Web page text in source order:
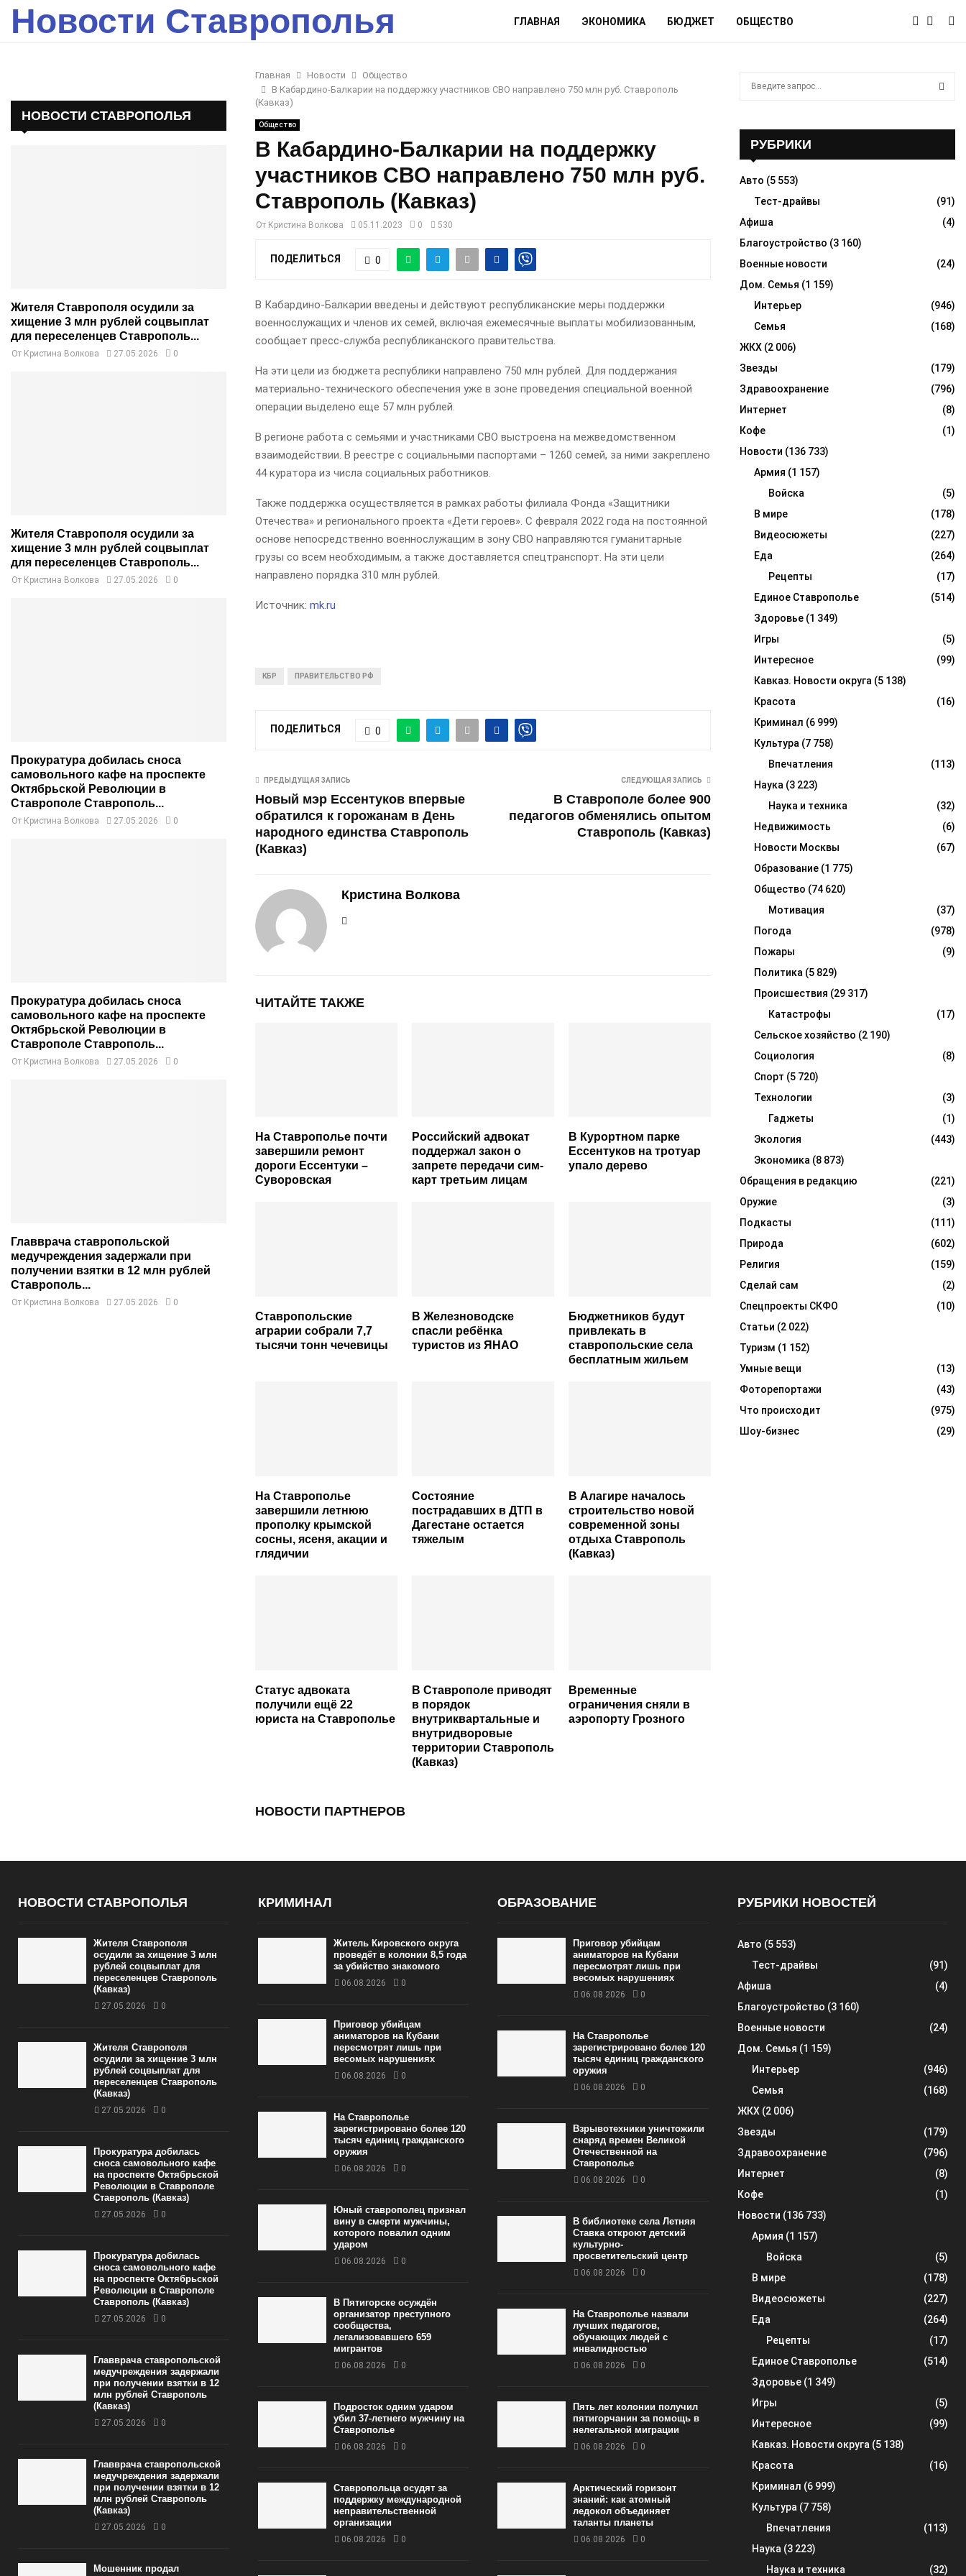
Новости Ставрополья ГЛАВНАЯ ЭКОНОМИКА БЮДЖЕТ ОБЩЕСТВО
Главная Новости
Общество
В Кабардино-Балкарии на поддержку участников СВО направлено 750 млн руб. Ставрополь
(Кавказ)
Общество
В Кабардино-Балкарии на поддержку
участников СВО направлено 750 млн руб.
Ставрополь (Кавказ)
От Кристина Волкова 05.11.2023 0 530
ПОДЕЛИТЬСЯ 0
В Кабардино-Балкарии введены и действуют республиканские меры поддержки
военнослужащих и членов их семей, включая ежемесячные выплаты мобилизованным,
сообщает пресс-служба республиканского правительства.
На эти цели из бюджета республики направлено 750 млн рублей. Для поддержания
материально-технического обеспечения уже в зоне проведения специальной военной
операции выделено еще 57 млн рублей.
В регионе работа с семьями и участниками СВО выстроена на межведомственном
взаимодействии. В реестре с социальными паспортами – 1260 семей, за ними закреплено
44 куратора из числа социальных работников.
Также поддержка осуществляется в рамках работы филиала Фонда «Защитники
Отечества» и регионального проекта «Дети героев». С февраля 2022 года на постоянной
основе непосредственно военнослужащим в зону СВО направляются гуманитарные
грузы со всем необходимым, а также доставляется спецтранспорт. На эти цели
направлено порядка 310 млн рублей.
Источник: mk.ru
КБР ПРАВИТЕЛЬСТВО РФ
ПОДЕЛИТЬСЯ 0
ПРЕДЫДУЩАЯ ЗАПИСЬ
Новый мэр Ессентуков впервые
обратился к горожанам в День
народного единства Ставрополь
(Кавказ)
СЛЕДУЮЩАЯ ЗАПИСЬ
В Ставрополе более 900
педагогов обменялись опытом
Ставрополь (Кавказ)
Кристина Волкова
ЧИТАЙТЕ ТАКЖЕ
На Ставрополье почти
завершили ремонт
дороги Ессентуки –
Суворовская
Российский адвокат
поддержал закон о
запрете передачи сим-
карт третьим лицам
В Курортном парке
Ессентуков на тротуар
упало дерево
Ставропольские
аграрии собрали 7,7
тысячи тонн чечевицы
В Железноводске
спасли ребёнка
туристов из ЯНАО
Бюджетников будут
привлекать в
ставропольские села
бесплатным жильем
На Ставрополье
завершили летнюю
прополку крымской
сосны, ясеня, акации и
глядичии
Состояние
пострадавших в ДТП в
Дагестане остается
тяжелым
В Алагире началось
строительство новой
современной зоны
отдыха Ставрополь
(Кавказ)
Статус адвоката
получили ещё 22
юриста на Ставрополье
В Ставрополе приводят
в порядок
внутриквартальные и
внутридворовые
территории Ставрополь
(Кавказ)
Временные
ограничения сняли в
аэропорту Грозного
НОВОСТИ ПАРТНЕРОВ
НОВОСТИ СТАВРОПОЛЬЯ
Жителя Ставрополя осудили за
хищение 3 млн рублей соцвыплат
для переселенцев Ставрополь...
От Кристина Волкова 27.05.2026 0
Жителя Ставрополя осудили за
хищение 3 млн рублей соцвыплат
для переселенцев Ставрополь...
От Кристина Волкова 27.05.2026 0
Прокуратура добилась сноса
самовольного кафе на проспекте
Октябрьской Революции в
Ставрополе Ставрополь...
От Кристина Волкова 27.05.2026 0
Прокуратура добилась сноса
самовольного кафе на проспекте
Октябрьской Революции в
Ставрополе Ставрополь...
От Кристина Волкова 27.05.2026 0
Главврача ставропольской
медучреждения задержали при
получении взятки в 12 млн рублей
Ставрополь...
От Кристина Волкова 27.05.2026 0
o
R
C
H
РУБРИКИ
Авто (5 553)
Тест-драйвы
(91)
Афиша
(4)
Благоустройство (3 160)
Военные новости
(24)
Дом. Семья (1 159)
Интерьер
(946)
Семья
(168)
ЖКХ (2 006)
Звезды
(179)
Здравоохранение
(796)
Интернет
(8)
Кофе
(1)
Новости (136 733)
Армия (1 157)
Войска
(5)
В мире
(178)
Видеосюжеты
(227)
Еда
(264)
Рецепты
(17)
Единое Ставрополье
(514)
Здоровье (1 349)
Игры
(5)
Интересное
(99)
Кавказ. Новости округа (5 138)
Красота
(16)
Криминал (6 999)
Культура (7 758)
Впечатления
(113)
Наука (3 223)
Наука и техника
(32)
Недвижимость
(6)
Новости Москвы
(67)
Образование (1 775)
Общество (74 620)
Мотивация
(37)
Погода
(978)
Пожары
(9)
Политика (5 829)
Происшествия (29 317)
Катастрофы
(17)
Сельское хозяйство (2 190)
Социология
(8)
Спорт (5 720)
Технологии
(3)
Гаджеты
(1)
Экология
(443)
Экономика (8 873)
Обращения в редакцию
(221)
Оружие
(3)
Подкасты
(111)
Природа
(602)
Религия
(159)
Сделай сам
(2)
Спецпроекты СКФО
(10)
Статьи (2 022)
Туризм (1 152)
Умные вещи
(13)
Фоторепортажи
(43)
Что происходит
(975)
Шоу-бизнес
(29)
НОВОСТИ СТАВРОПОЛЬЯ
Жителя Ставрополя
осудили за хищение 3 млн
рублей соцвыплат для
переселенцев Ставрополь
(Кавказ)
27.05.2026 0
Жителя Ставрополя
осудили за хищение 3 млн
рублей соцвыплат для
переселенцев Ставрополь
(Кавказ)
27.05.2026 0
Прокуратура добилась
сноса самовольного кафе
на проспекте Октябрьской
Революции в Ставрополе
Ставрополь (Кавказ)
27.05.2026 0
Прокуратура добилась
сноса самовольного кафе
на проспекте Октябрьской
Революции в Ставрополе
Ставрополь (Кавказ)
27.05.2026 0
Главврача ставропольской
медучреждения задержали
при получении взятки в 12
млн рублей Ставрополь
(Кавказ)
27.05.2026 0
Главврача ставропольской
медучреждения задержали
при получении взятки в 12
млн рублей Ставрополь
(Кавказ)
27.05.2026 0
Мошенник продал
КРИМИНАЛ
Житель Кировского округа
проведёт в колонии 8,5 года
за убийство знакомого
06.08.2026 0
Приговор убийцам
аниматоров на Кубани
пересмотрят лишь при
весомых нарушениях
06.08.2026 0
На Ставрополье
зарегистрировано более 120
тысяч единиц гражданского
оружия
06.08.2026 0
Юный ставрополец признал
вину в смерти мужчины,
которого повалил одним
ударом
06.08.2026 0
В Пятигорске осуждён
организатор преступного
сообщества,
легализовавшего 659
мигрантов
06.08.2026 0
Подросток одним ударом
убил 37-летнего мужчину на
Ставрополье
06.08.2026 0
Ставропольца осудят за
поддержку международной
неправительственной
организации
06.08.2026 0
ОБРАЗОВАНИЕ
Приговор убийцам
аниматоров на Кубани
пересмотрят лишь при
весомых нарушениях
06.08.2026 0
На Ставрополье
зарегистрировано более 120
тысяч единиц гражданского
оружия
06.08.2026 0
Взрывотехники уничтожили
снаряд времен Великой
Отечественной на
Ставрополье
06.08.2026 0
В библиотеке села Летняя
Ставка откроют детский
культурно-
просветительский центр
06.08.2026 0
На Ставрополье назвали
лучших педагогов,
обучающих людей с
инвалидностью
06.08.2026 0
Пять лет колонии получил
пятигорчанин за помощь в
нелегальной миграции
06.08.2026 0
Арктический горизонт
знаний: как атомный
ледокол объединяет
таланты планеты
06.08.2026 0
РУБРИКИ НОВОСТЕЙ
Авто (5 553)
Тест-драйвы
(91)
Афиша
(4)
Благоустройство (3 160)
Военные новости
(24)
Дом. Семья (1 159)
Интерьер
(946)
Семья
(168)
ЖКХ(2 006)
Звезды
(179)
Здравоохранение
(796)
Интернет
(8)
Кофе
(1)
Новости (136 733)
Армия (1 157)
Войска
(5)
В мире
(178)
Видеосюжеты
(227)
Еда
(264)
Рецепты
(17)
Единое Ставрополье
(514)
Здоровье(1 349)
Игры
(5)
Интересное
(99)
Кавказ. Новости округа(5 138)
Красота
(16)
Криминал (6 999)
Культура(7 758)
Впечатления
(113)
Наука(3 223)
Наука и техника
(32)